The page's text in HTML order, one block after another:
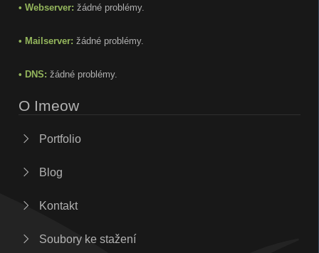
• Webserver: žádné problémy.
• Mailserver: žádné problémy.
• DNS: žádné problémy.
O Imeow
Portfolio
Blog
Kontakt
Soubory ke stažení